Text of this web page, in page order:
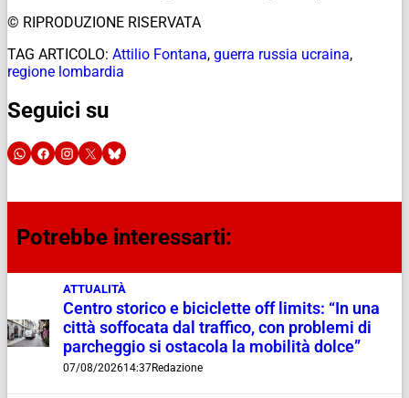
© RIPRODUZIONE RISERVATA
TAG ARTICOLO: Attilio Fontana, guerra russia ucraina,
regione lombardia
Seguici su
Potrebbe interessarti:
ATTUALITÀ
Centro storico e biciclette off limits: “In una
città soffocata dal traffico, con problemi di
parcheggio si ostacola la mobilità dolce”
07/08/202614:37Redazione